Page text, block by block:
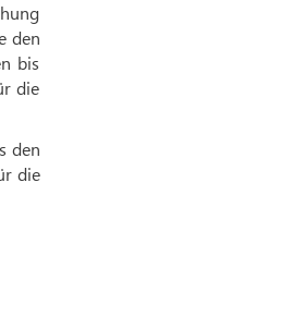
den
bis
die
den
die